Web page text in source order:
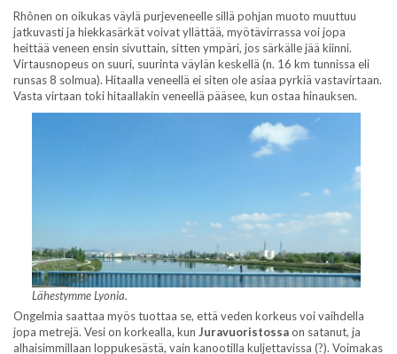
Rhônen on oikukas väylä purjeveneelle sillä pohjan muoto muuttuu
jatkuvasti ja hiekkasärkät voivat yllättää, myötävirrassa voi jopa
heittää veneen ensin sivuttain, sitten ympäri, jos särkälle jää kiinni.
Virtausnopeus on suuri, suurinta väylän keskellä (n. 16 km tunnissa eli
runsas 8 solmua). Hitaalla veneellä ei siten ole asiaa pyrkiä vastavirtaan.
Vasta virtaan toki hitaallakin veneellä pääsee, kun ostaa hinauksen.
Lähestymme Lyonia.
Ongelmia saattaa myös tuottaa se, että veden korkeus voi vaihdella
jopa metrejä. Vesi on korkealla, kun Juravuoristossaon satanut, ja
alhaisimmillaan loppukesästä, vain kanootilla kuljettavissa (?). Voimakas